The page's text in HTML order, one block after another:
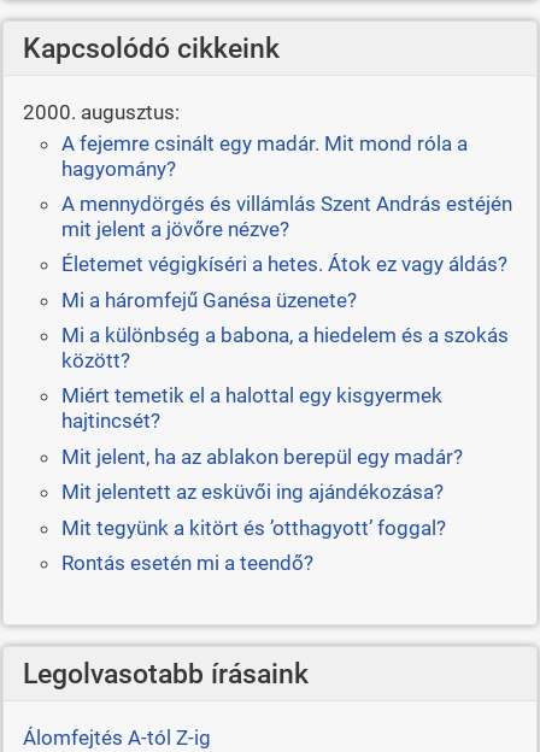
Kapcsolódó cikkeink
2000. augusztus:
A fejemre csinált egy madár. Mit mond róla a
hagyomány?
A mennydörgés és villámlás Szent András estéjén
mit jelent a jövőre nézve?
Életemet végigkíséri a hetes. Átok ez vagy áldás?
Mi a háromfejű Ganésa üzenete?
Mi a különbség a babona, a hiedelem és a szokás
között?
Miért temetik el a halottal egy kisgyermek
hajtincsét?
Mit jelent, ha az ablakon berepül egy madár?
Mit jelentett az esküvői ing ajándékozása?
Mit tegyünk a kitört és ’otthagyott’ foggal?
Rontás esetén mi a teendő?
Legolvasotabb írásaink
Álomfejtés A-tól Z-ig